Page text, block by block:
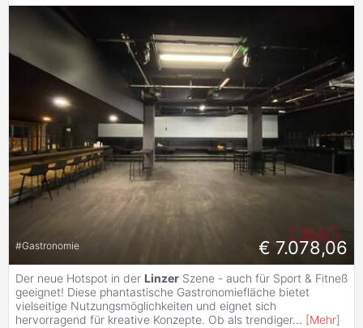
#Gastronomie € 7.078,06
Der neue Hotspot in der Linzer Szene - auch für Sport & Fitneß
geeignet! Diese phantastische Gastronomiefläche bietet
vielseitige Nutzungsmöglichkeiten und eignet sich
hervorragend für kreative Konzepte. Ob als trendiger... [Mehr]